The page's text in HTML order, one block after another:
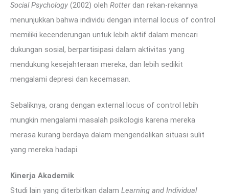
Social Psychology (2002) oleh Rotter dan rekan-rekannya
menunjukkan bahwa individu dengan internal locus of control
memiliki kecenderungan untuk lebih aktif dalam mencari
dukungan sosial, berpartisipasi dalam aktivitas yang
mendukung kesejahteraan mereka, dan lebih sedikit
mengalami depresi dan kecemasan.
Sebaliknya, orang dengan external locus of control lebih
mungkin mengalami masalah psikologis karena mereka
merasa kurang berdaya dalam mengendalikan situasi sulit
yang mereka hadapi.
Kinerja Akademik
Studi lain yang diterbitkan dalam Learning and Individual